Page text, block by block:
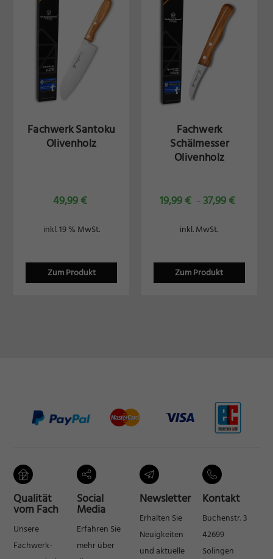
Fachwerk Santoku
Olivenholz
49,99 €
Zum Produkt
inkl. 19 % MwSt.
Fachwerk
Schälmesser
Olivenholz
19,99 € – 37,99 €
Zum Produkt
inkl. MwSt.
Qualität
vom Fach
Unsere
Fachwerk-
Social
Media
Erfahren Sie
mehr über
Newsletter
Erhalten Sie
Neuigkeiten
und aktuelle
Kontakt
Buchenstr. 3
42699
Solingen